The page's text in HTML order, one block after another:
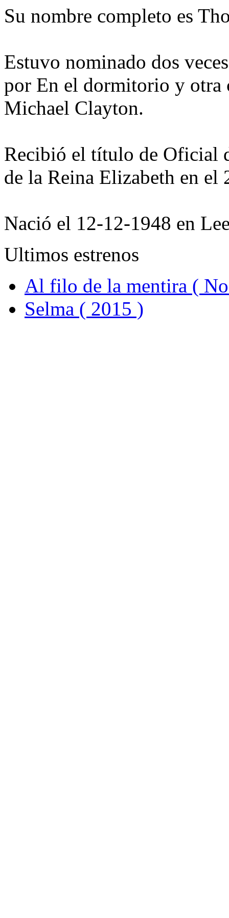
Su nombre completo es
Estuvo nominado dos
por En el dormitorio y otra
Michael Clayton.
Recibió el título de Oficial
de la Reina Elizabeth en
Nació el 12-12-1948 en
Ultimos estrenos
Al filo de la mentira (
Selma ( 2015 )